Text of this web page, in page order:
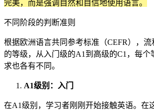
完美，而是强调自然和自信地使用语言。
不同阶段的判断准则
根据欧洲语言共同参考标准（CEFR），流
的等级，从入门级的A1到高级的C1，每个
求也各有不同。
A1级别：入门
在A1级别，学习者刚刚开始接触英语。在